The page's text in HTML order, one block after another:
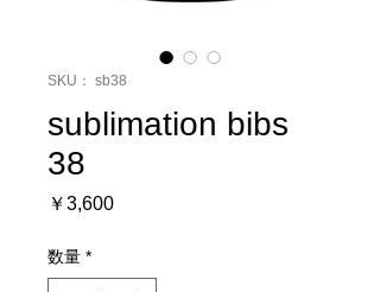
SKU： sb38
sublimation bibs
38
￥3,600価
数量 *